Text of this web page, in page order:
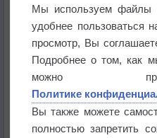
Приложение
Атмосфера начала
В Приморье
Мы используем
удобнее пользоваться
просмотр, Вы
Подробнее о том, как
можно
Политике
Вы также можете
полностью запретить